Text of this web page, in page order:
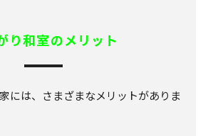
り和室のメリット
には、さまざまなメリットがありま